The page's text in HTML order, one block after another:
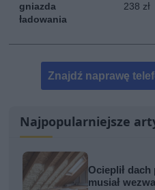
gniazda
ładowania
238 zł
Znajdź naprawę
Najpopularniejsze
Ocieplił
musiał